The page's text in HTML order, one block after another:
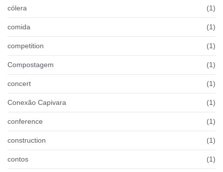
cólera (1)
comida (1)
competition (1)
Compostagem (1)
concert (1)
Conexão Capivara (1)
conference (1)
construction (1)
contos (1)